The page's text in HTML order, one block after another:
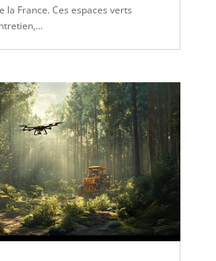
la France. Ces espaces verts